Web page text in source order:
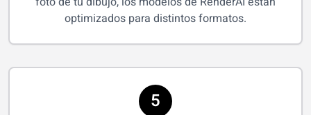
optimizados para distintos formatos.
5